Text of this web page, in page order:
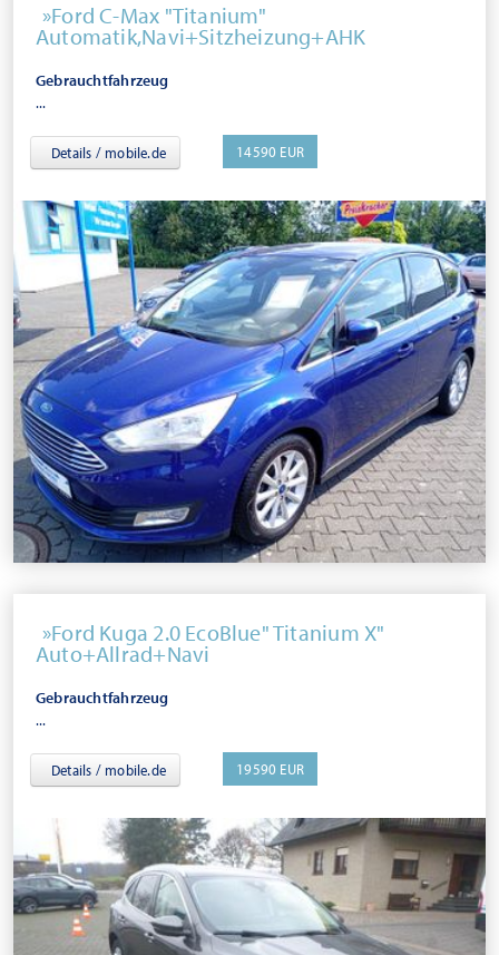
Ford C-Max "Titanium"
Automatik,Navi+Sitzheizung+AHK
Gebrauchtfahrzeug
...
Details / mobile.de 14590 EUR
Ford Kuga 2.0 EcoBlue" Titanium X"
Auto+Allrad+Navi
Gebrauchtfahrzeug
...
Details / mobile.de 19590 EUR